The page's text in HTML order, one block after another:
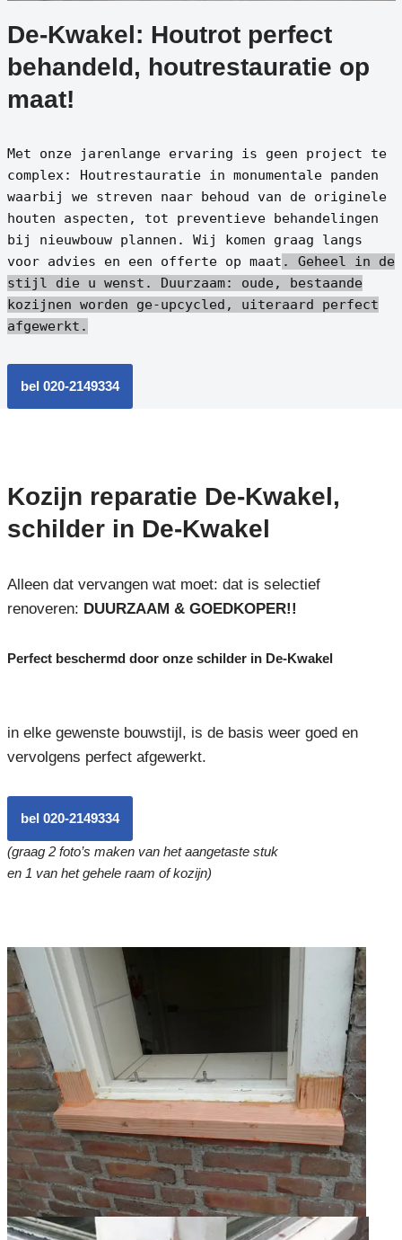
De-Kwakel: Houtrot perfect
behandeld, houtrestauratie op
maat!
Met onze jarenlange ervaring is geen project te
complex: Houtrestauratie in monumentale panden
waarbij we streven naar behoud van de originele
houten aspecten, tot preventieve behandelingen
bij nieuwbouw plannen. Wij komen graag langs
voor advies en een offerte op maat . Geheel in de
stijl die u wenst. Duurzaam: oude, bestaande
kozijnen worden ge-upcycled, uiteraard perfect
afgewerkt.
bel 020-2149334
Kozijn reparatie De-Kwakel,
schilder in De-Kwakel
Alleen dat vervangen wat moet: dat is selectief
renoveren: DUURZAAM & GOEDKOPER!!
Perfect beschermd door onze schilder in De-Kwakel
in elke gewenste bouwstijl, is de basis weer goed en
vervolgens perfect afgewerkt.
bel 020-2149334
(graag 2 foto’s maken van het aangetaste stuk
en 1 van het gehele raam of kozijn)